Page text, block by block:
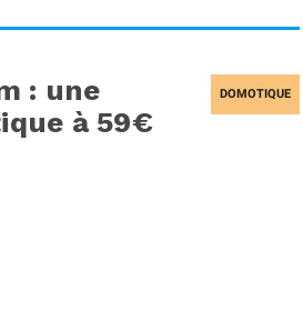
DOMOTIQUE
: une
à 59€